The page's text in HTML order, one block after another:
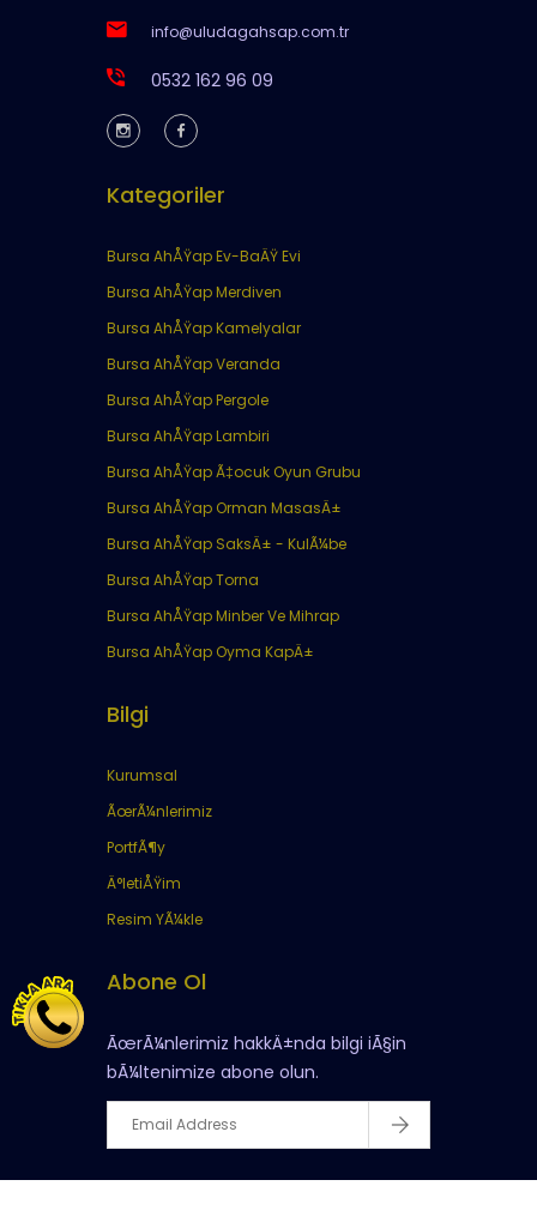
info@uludagahsap.com.tr
0532 162 96 09
Kategoriler
Bursa AhÅŸap Ev-BaÄŸ Evi
Bursa AhÅŸap Merdiven
Bursa AhÅŸap Kamelyalar
Bursa AhÅŸap Veranda
Bursa AhÅŸap Pergole
Bursa AhÅŸap Lambiri
Bursa AhÅŸap Ã‡ocuk Oyun Grubu
Bursa AhÅŸap Orman MasasÄ±
Bursa AhÅŸap SaksÄ± - KulÃ¼be
Bursa AhÅŸap Torna
Bursa AhÅŸap Minber Ve Mihrap
Bursa AhÅŸap Oyma KapÄ±
Bilgi
Kurumsal
ÃœrÃ¼nlerimiz
PortfÃ¶y
Ä°letiÅŸim
Resim YÃ¼kle
Abone Ol
ÃœrÃ¼nlerimiz hakkÄ±nda bilgi iÃ§in
bÃ¼ltenimize abone olun.